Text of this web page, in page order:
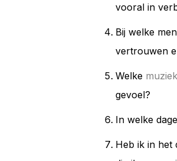
vooral in
Bij welke
vertrouwen
Welke muziek
gevoel?
In welke
Heb ik in het